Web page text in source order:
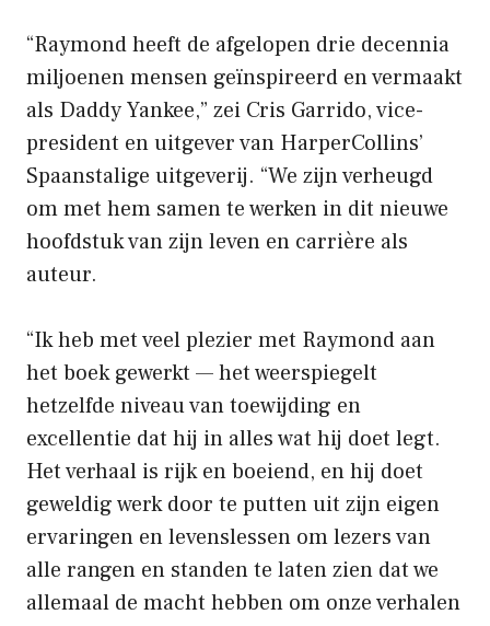
“Raymond heeft de afgelopen drie decennia
miljoenen mensen geïnspireerd en vermaakt
als Daddy Yankee,” zei Cris Garrido, vice-
president en uitgever van HarperCollins’
Spaanstalige uitgeverij. “We zijn verheugd
om met hem samen te werken in dit nieuwe
hoofdstuk van zijn leven en carrière als
auteur.
“Ik heb met veel plezier met Raymond aan
het boek gewerkt — het weerspiegelt
hetzelfde niveau van toewijding en
excellentie dat hij in alles wat hij doet legt.
Het verhaal is rijk en boeiend, en hij doet
geweldig werk door te putten uit zijn eigen
ervaringen en levenslessen om lezers van
alle rangen en standen te laten zien dat we
allemaal de macht hebben om onze verhalen